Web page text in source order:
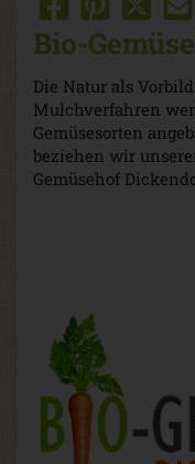
Bio-
Die Natur als
Mulchverfahren
Gemüsesorten
beziehen wir
Gemüsehof